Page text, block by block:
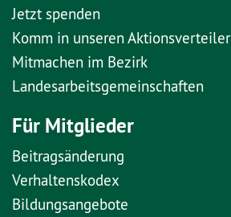
Jetzt spenden
Komm in unseren Aktionsverteiler
Mitmachen im Bezirk
Landesarbeitsgemeinschaften
Für Mitglieder
Beitragsänderung
Verhaltenskodex
Bildungsangebote